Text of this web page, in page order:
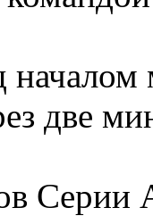
две
Серии